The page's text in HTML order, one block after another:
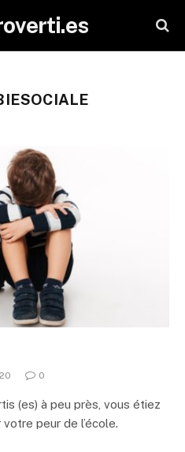
0
(es) à peu près, vous étiez
peur de l’école.